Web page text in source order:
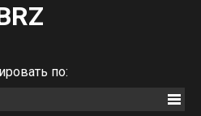
по: